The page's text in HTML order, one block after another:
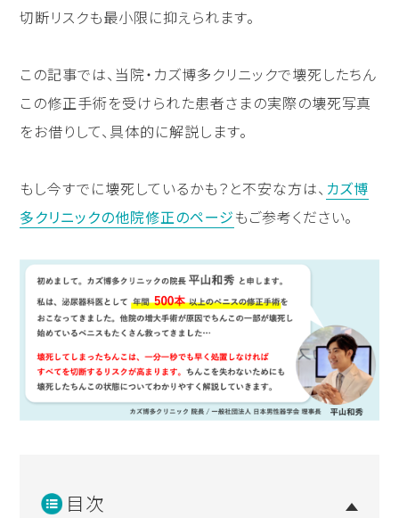
切断リスクも最小限に抑えられます。
この記事では、当院・カズ博多クリニックで壊死したちん
この修正手術を受けられた患者さまの実際の壊死写真
をお借りして、具体的に解説します。
もし今すでに壊死しているかも？と不安な方は、 カズ博
多クリニックの他院修正のページもご参考ください。
目次